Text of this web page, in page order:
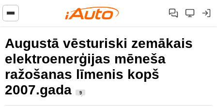
Augustā vēsturiski zemākais
elektroenerģijas mēneša
ražošanas līmenis kopš
2007.gada
9